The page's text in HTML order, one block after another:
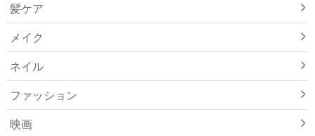
髪ケア
メイク
ネイル
ファッション
映画